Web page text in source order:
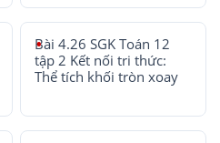
Bài 4.26 SGK Toán 12
tập 2 Kết nối tri thức:
Thể tích khối tròn xoay